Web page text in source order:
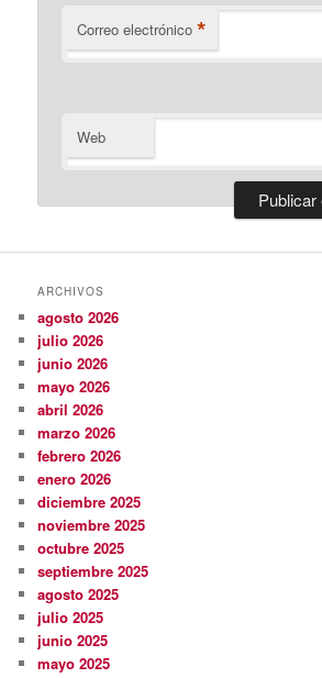
Correo electrónico *
Web
ARCHIVOS
agosto 2026
julio 2026
junio 2026
mayo 2026
abril 2026
marzo 2026
febrero 2026
enero 2026
diciembre 2025
noviembre 2025
octubre 2025
septiembre 2025
agosto 2025
julio 2025
junio 2025
mayo 2025